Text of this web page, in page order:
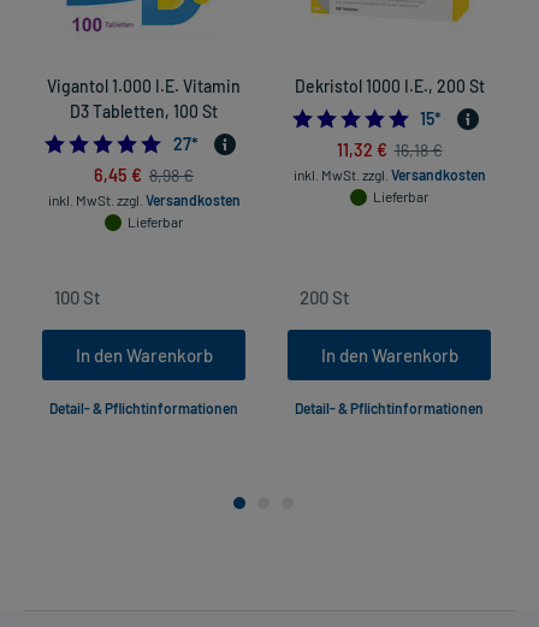
Vigantol 1.000 I.E. Vitamin
D3 Tabletten, 100 St
4.962962962962963
27*
6,45 € 8,98 €
inkl. MwSt. zzgl. Versandkosten
Lieferbar
In den Warenkorb
Detail- & Pflichtinformationen
Dekristol 1000 I.E., 200 St
15*
11,32 € 16,18 €
inkl. MwSt. zzgl. Versandkosten
Lieferbar
In den Warenkorb
Detail- & Pflichtinformationen